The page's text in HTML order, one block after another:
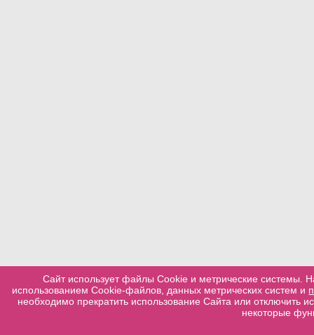
Сайт использует файлы Cookie и метрические системы.
использованием Cookie-файлов, данных метрических систем и
необходимо прекратить использование Сайта или отключить
некоторые